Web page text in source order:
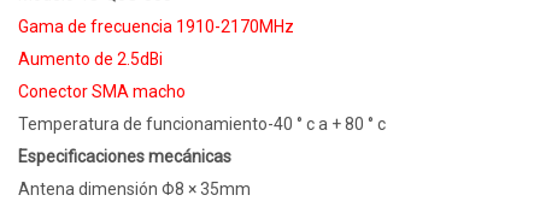
Gama de frecuencia 1910-2170MHz
Aumento de 2.5dBi
Conector SMA macho
Temperatura de funcionamiento-40 ° c a + 80 ° c
Especificaciones mecánicas
Antena dimensión Φ8 × 35mm